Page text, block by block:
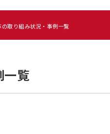
の取り組み状況・事例一覧
一覧